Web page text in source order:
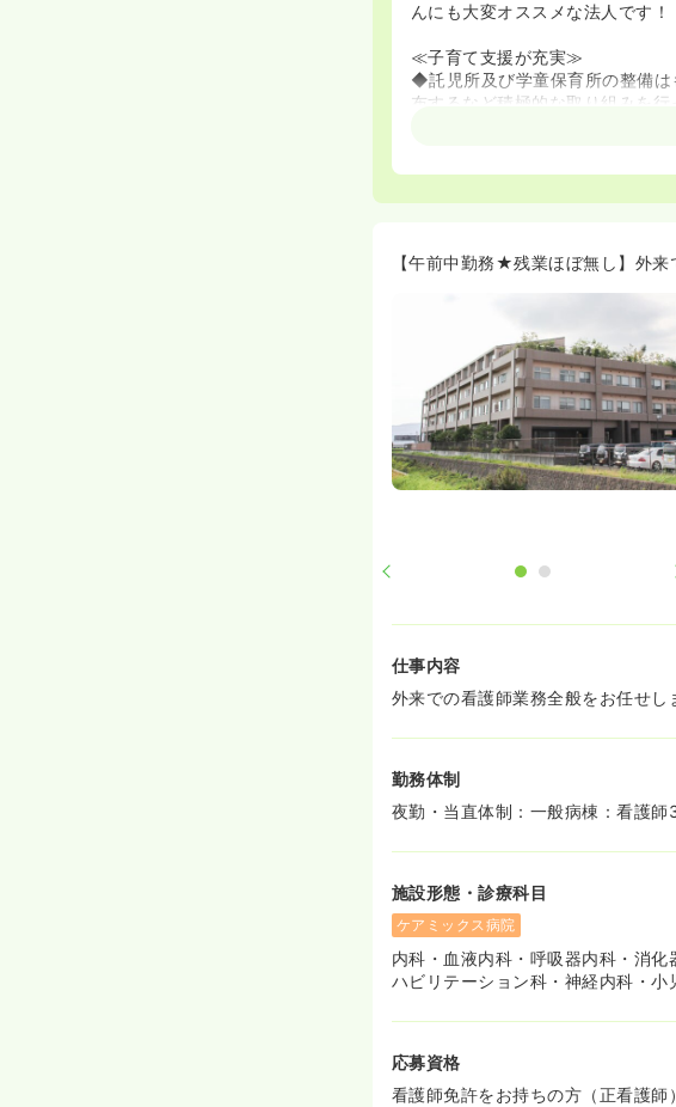
んにも大変オススメな法人です！
≪子育て支援が充実≫
◆託児所及び学童保育所の整備は
布するなど積極的な取り組みを
ナースだけでなくイクメンにも
≪充実の福利厚生≫
◆在宅復帰というゴールに向けた
◆一方で、ワークライフバラン
はご自身の生活のペースが保て
も叶えたいという方にオススメの
≪残業少なめ≫
◆月平均の残業時間は5時間です
なった場合もきちんと残業代が支
【午前中勤務★残業ほぼ無し】外
仕事内容
外来での看護師業務全般をお任せし
勤務体制
夜勤・当直体制：一般病棟：看護
施設形態・診療科目
ケアミックス病院
内科・血液内科・呼吸器内科・消
ハビリテーション科・神経内科・小
応募資格
看護師免許をお持ちの方（正看護師）